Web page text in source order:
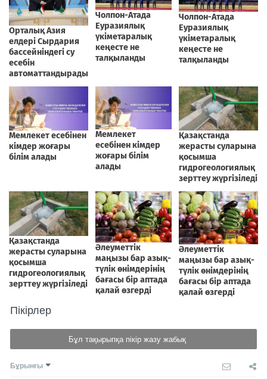
Пікірлер
Бұл тақырыпқа пікір жазу жабық
Бұрынғы